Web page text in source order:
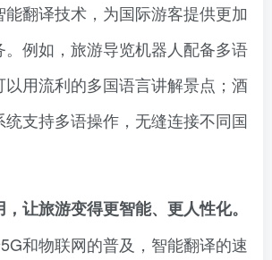
翻译技术，为国际游客提供更加
例如，旅游导览机器人配备多语
用流利的多国语言讲解景点；酒
统支持多语操作，无缝连接不同国
让旅游变得更智能、更人性化。
和物联网的普及，智能翻译的速